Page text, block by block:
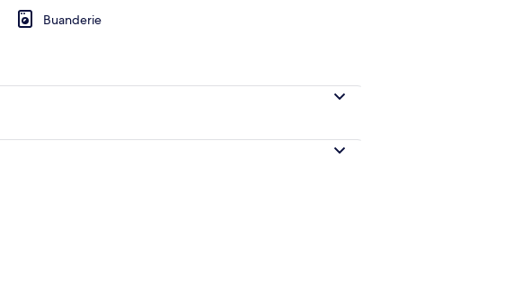
Buanderie